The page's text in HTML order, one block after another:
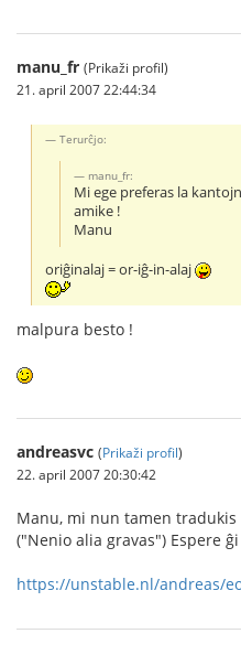
manu_fr (Prikaži profil)
21. april 2007 22:44:34
Terurĉjo:
manu_fr:
Mi ege preferas la
amike !
Manu
oriĝinalaj = or-iĝ-in-alaj
malpura besto !
andreasvc (Prikaži profil)
22. april 2007 20:30:42
Manu, mi nun tamen
("Nenio alia gravas") Espere
https://unstable.nl/andreas/